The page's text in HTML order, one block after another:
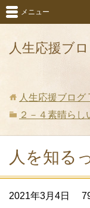
人生応援ブ
メニュー
人生応援ブログ
２－４素晴らし
人を知る
2021年3月4日